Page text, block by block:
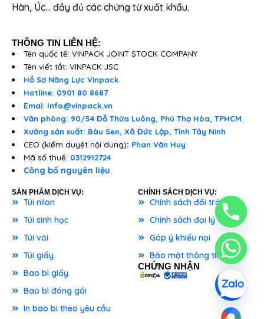
Hàn, Úc… đầy đủ các chứng từ xuất khẩu.
THÔNG TIN LIÊN HỆ:
Tên quốc tế: VINPACK JOINT STOCK COMPANY
Tên viết tắt: VINPACK JSC
Hồ Sơ Năng Lực Vinpack
Hotline: 0901 80 8687
Emai: Info@vinpack.vn
Văn phòng: 90/54 Đỗ Thừa Luông, Phú Thọ Hòa, TPHCM.
Xưởng sản xuất: Bàu Sen, Xã Đức Lập, Tỉnh Tây Ninh
CEO (kiểm duyệt nội dung): Phan Văn Huy
Mã số thuế: 0312912724
Công bố nguyên liệu.
SẢN PHẨM DỊCH VỤ:
Túi nilon
Túi sinh học
Túi vải
Túi giấy
Bao bì giấy
Bao bì đóng gói
In bao bì theo yêu cầu
CHÍNH SÁCH DỊCH VỤ:
Chính sách đổi trả
Chính sách đại lý
Góp ý khiếu nại
Bảo mật thông tin
CHỨNG NHẬN